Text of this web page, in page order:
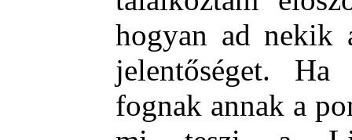
hogyan ad nekik
jelentőséget.
fognak annak a